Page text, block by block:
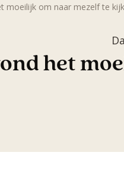
moeilijk om naar mezelf te
het